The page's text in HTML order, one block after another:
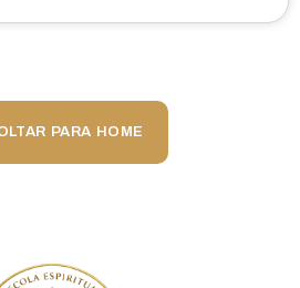
PARA HOME